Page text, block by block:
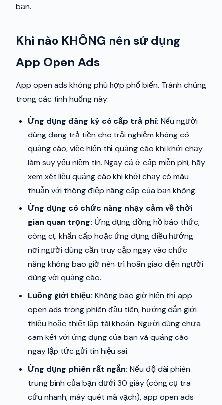
bạn.
Khi nào KHÔNG nên sử dụng
App Open Ads
App open ads không phù hợp phổ biến. Tránh chúng
trong các tình huống này:
Ứng dụng đăng ký có cấp trả phí: Nếu người
dùng đang trả tiền cho trải nghiệm không có
quảng cáo, việc hiển thị quảng cáo khi khởi chạy
làm suy yếu niềm tin. Ngay cả ở cấp miễn phí, hãy
xem xét liệu quảng cáo khi khởi chạy có mâu
thuẫn với thông điệp nâng cấp của bạn không.
Ứng dụng có chức năng nhạy cảm về thời
gian quan trọng: Ứng dụng đồng hồ báo thức,
công cụ khẩn cấp hoặc ứng dụng điều hướng
nơi người dùng cần truy cập ngay vào chức
năng không bao giờ nên trì hoãn giao diện người
dùng với quảng cáo.
Luồng giới thiệu: Không bao giờ hiển thị app
open ads trong phiên đầu tiên, hướng dẫn giới
thiệu hoặc thiết lập tài khoản. Người dùng chưa
cam kết với ứng dụng của bạn và quảng cáo
ngay lập tức gửi tín hiệu sai.
Ứng dụng phiên rất ngắn: Nếu độ dài phiên
trung bình của bạn dưới 30 giây (công cụ tra
cứu nhanh, máy quét mã vạch), app open ads